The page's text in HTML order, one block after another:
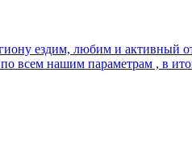
ездим, любим и активный
всем нашим параметрам , в